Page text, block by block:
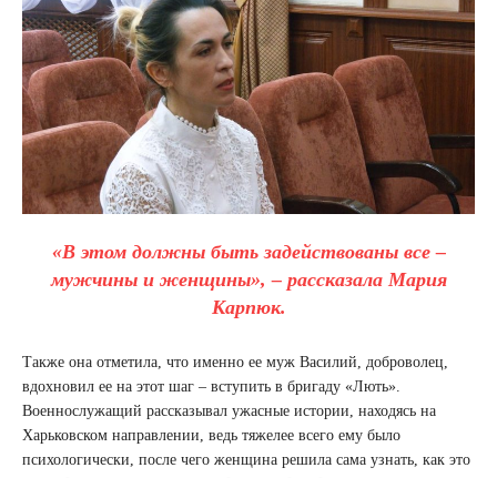
«В этом должны быть задействованы все –
мужчины и женщины», – рассказала Мария
Карпюк.
Также она отметила, что именно ее муж Василий, доброволец,
вдохновил ее на этот шаг – вступить в бригаду «Лють».
Военнослужащий рассказывал ужасные истории, находясь на
Харьковском направлении, ведь тяжелее всего ему было
психологически, после чего женщина решила сама узнать, как это